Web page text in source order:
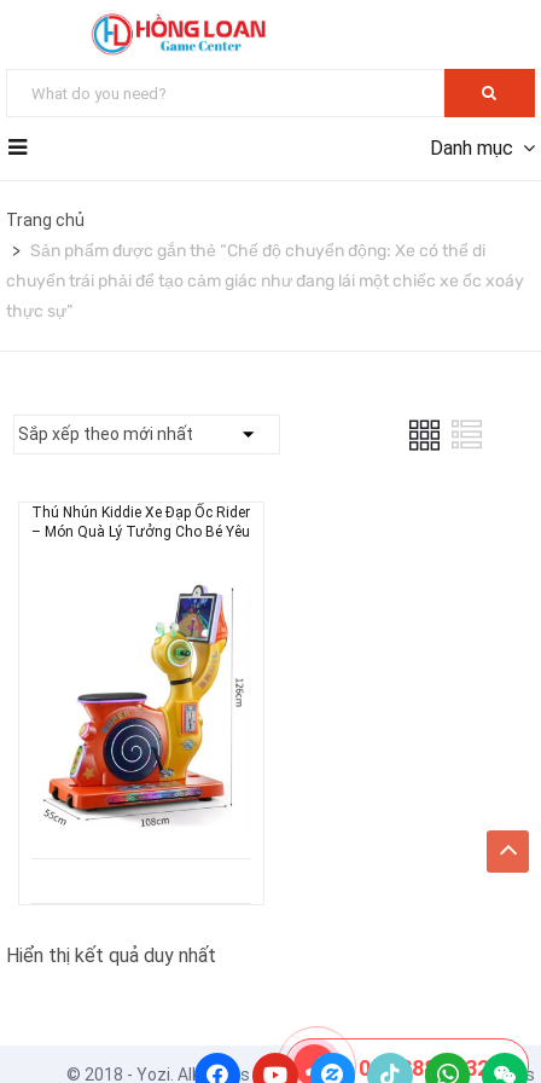
Danh mục
Trang chủ
Sản phẩm được gắn thẻ “Chế độ chuyển động: Xe có thể di
chuyển trái phải để tạo cảm giác như đang lái một chiếc xe ốc xoáy
thực sự”
Thú Nhún Kiddie Xe Đạp Ốc Rider
– Món Quà Lý Tưởng Cho Bé Yêu
Hiển thị kết quả duy nhất
© 2018 - Yozi. All Rights Reserved. Powered by ApusThemes
08 8888 0532